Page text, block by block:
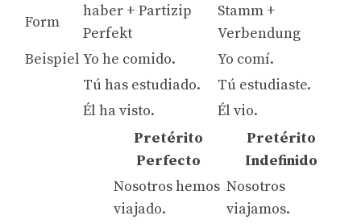
Form
haber + Partizip
Perfekt
Stamm +
Verbendung
Beispiel Yo he comido.
Yo comí.
Tú has estudiado.
Tú estudiaste.
Él ha visto.
Él vio.
Pretérito
Perfecto
Pretérito
Indefinido
Nosotros hemos
viajado.
Nosotros
viajamos.